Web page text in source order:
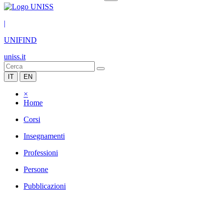
|
UNIFIND
uniss.it
IT EN
×
Home
Corsi
Insegnamenti
Professioni
Persone
Pubblicazioni